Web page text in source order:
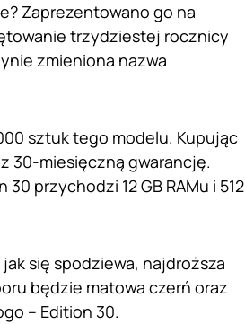
Zaprezentowano go na
trzydziestej rocznicy
zmieniona nazwa
sztuk tego modelu. Kupując
30-miesięczną gwarancję.
30 przychodzi 12 GB RAMu i 512
się spodziewa, najdroższa
będzie matowa czerń oraz
– Edition 30.